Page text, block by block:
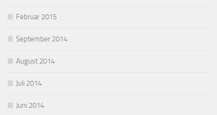
Februar 2015
September 2014
August 2014
Juli 2014
Juni 2014